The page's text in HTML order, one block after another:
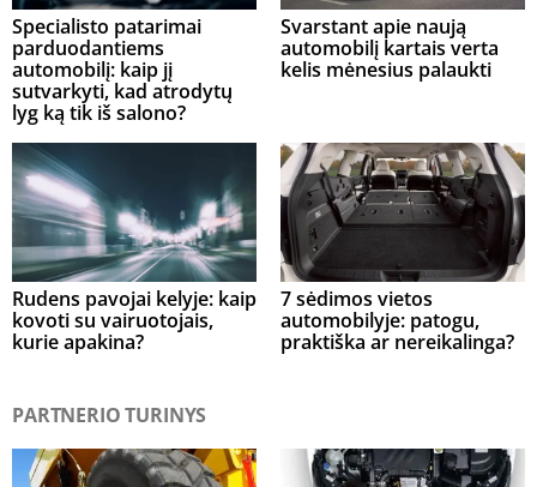
Specialisto patarimai
parduodantiems
automobilį: kaip jį
sutvarkyti, kad atrodytų
lyg ką tik iš salono?
Svarstant apie naują
automobilį kartais verta
kelis mėnesius palaukti
Rudens pavojai kelyje: kaip
kovoti su vairuotojais,
kurie apakina?
7 sėdimos vietos
automobilyje: patogu,
praktiška ar nereikalinga?
PARTNERIO TURINYS